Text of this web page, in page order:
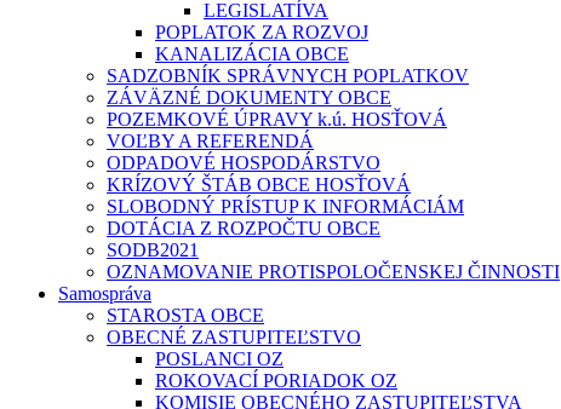
LEGISLATÍVA
POPLATOK ZA ROZVOJ
KANALIZÁCIA OBCE
SADZOBNÍK SPRÁVNYCH POPLATKOV
ZÁVÄZNÉ DOKUMENTY OBCE
POZEMKOVÉ ÚPRAVY k.ú. HOSŤOVÁ
VOĽBY A REFERENDÁ
ODPADOVÉ HOSPODÁRSTVO
KRÍZOVÝ ŠTÁB OBCE HOSŤOVÁ
SLOBODNÝ PRÍSTUP K INFORMÁCIÁM
DOTÁCIA Z ROZPOČTU OBCE
SODB2021
OZNAMOVANIE PROTISPOLOČENSKEJ ČINNOSTI
Samospráva
STAROSTA OBCE
OBECNÉ ZASTUPITEĽSTVO
POSLANCI OZ
ROKOVACÍ PORIADOK OZ
KOMISIE OBECNÉHO ZASTUPITEĽSTVA